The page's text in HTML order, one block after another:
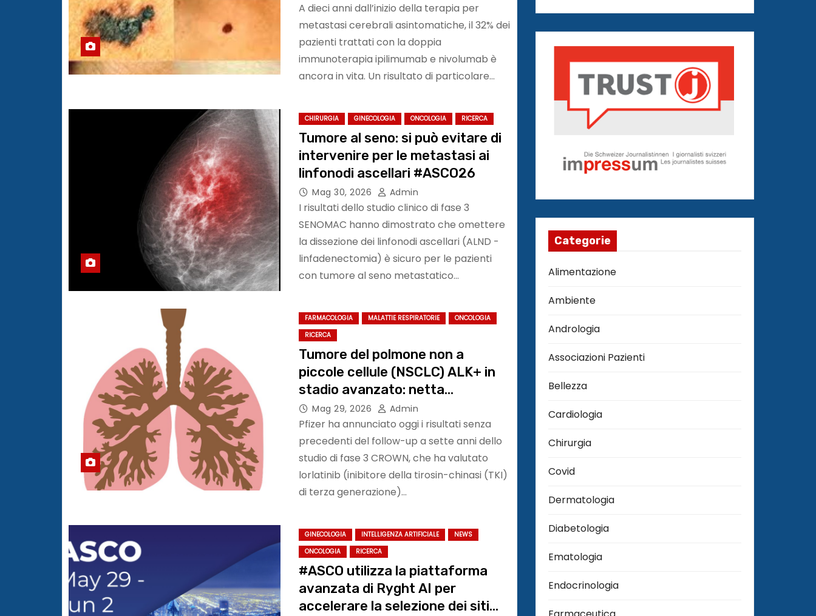
A dieci anni dall’inizio della terapia per
metastasi cerebrali asintomatiche, il 32% dei
pazienti trattati con la doppia
immunoterapia ipilimumab e nivolumab è
ancora in vita. Un risultato di particolare…
CHIRURGIA GINECOLOGIA ONCOLOGIA RICERCA
Tumore al seno: si può evitare di
intervenire per le metastasi ai
linfonodi ascellari #ASCO26
Mag 30, 2026 Admin
I risultati dello studio clinico di fase 3
SENOMAC hanno dimostrato che omettere
la dissezione dei linfonodi ascellari (ALND -
linfadenectomia) è sicuro per le pazienti
con tumore al seno metastatico…
FARMACOLOGIA MALATTIE RESPIRATORIE
ONCOLOGIA
RICERCA
Tumore del polmone non a
piccole cellule (NSCLC) ALK+ in
stadio avanzato: netta
sopravvivenza a 7 anni con
lorlatinib (Lorviqua*) di Pfizer.
Studio CROWN #ASCO26
Mag 29, 2026 Admin
Pfizer ha annunciato oggi i risultati senza
precedenti del follow-up a sette anni dello
studio di fase 3 CROWN, che ha valutato
lorlatinib (inibitore della tirosin-chinasi (TKI)
di terza generazione)…
GINECOLOGIA INTELLIGENZA ARTIFICIALE
NEWS
ONCOLOGIA
RICERCA
#ASCO utilizza la piattaforma
avanzata di Ryght AI per
accelerare la selezione dei siti
Categorie
Alimentazione
Ambiente
Andrologia
Associazioni Pazienti
Bellezza
Cardiologia
Chirurgia
Covid
Dermatologia
Diabetologia
Ematologia
Endocrinologia